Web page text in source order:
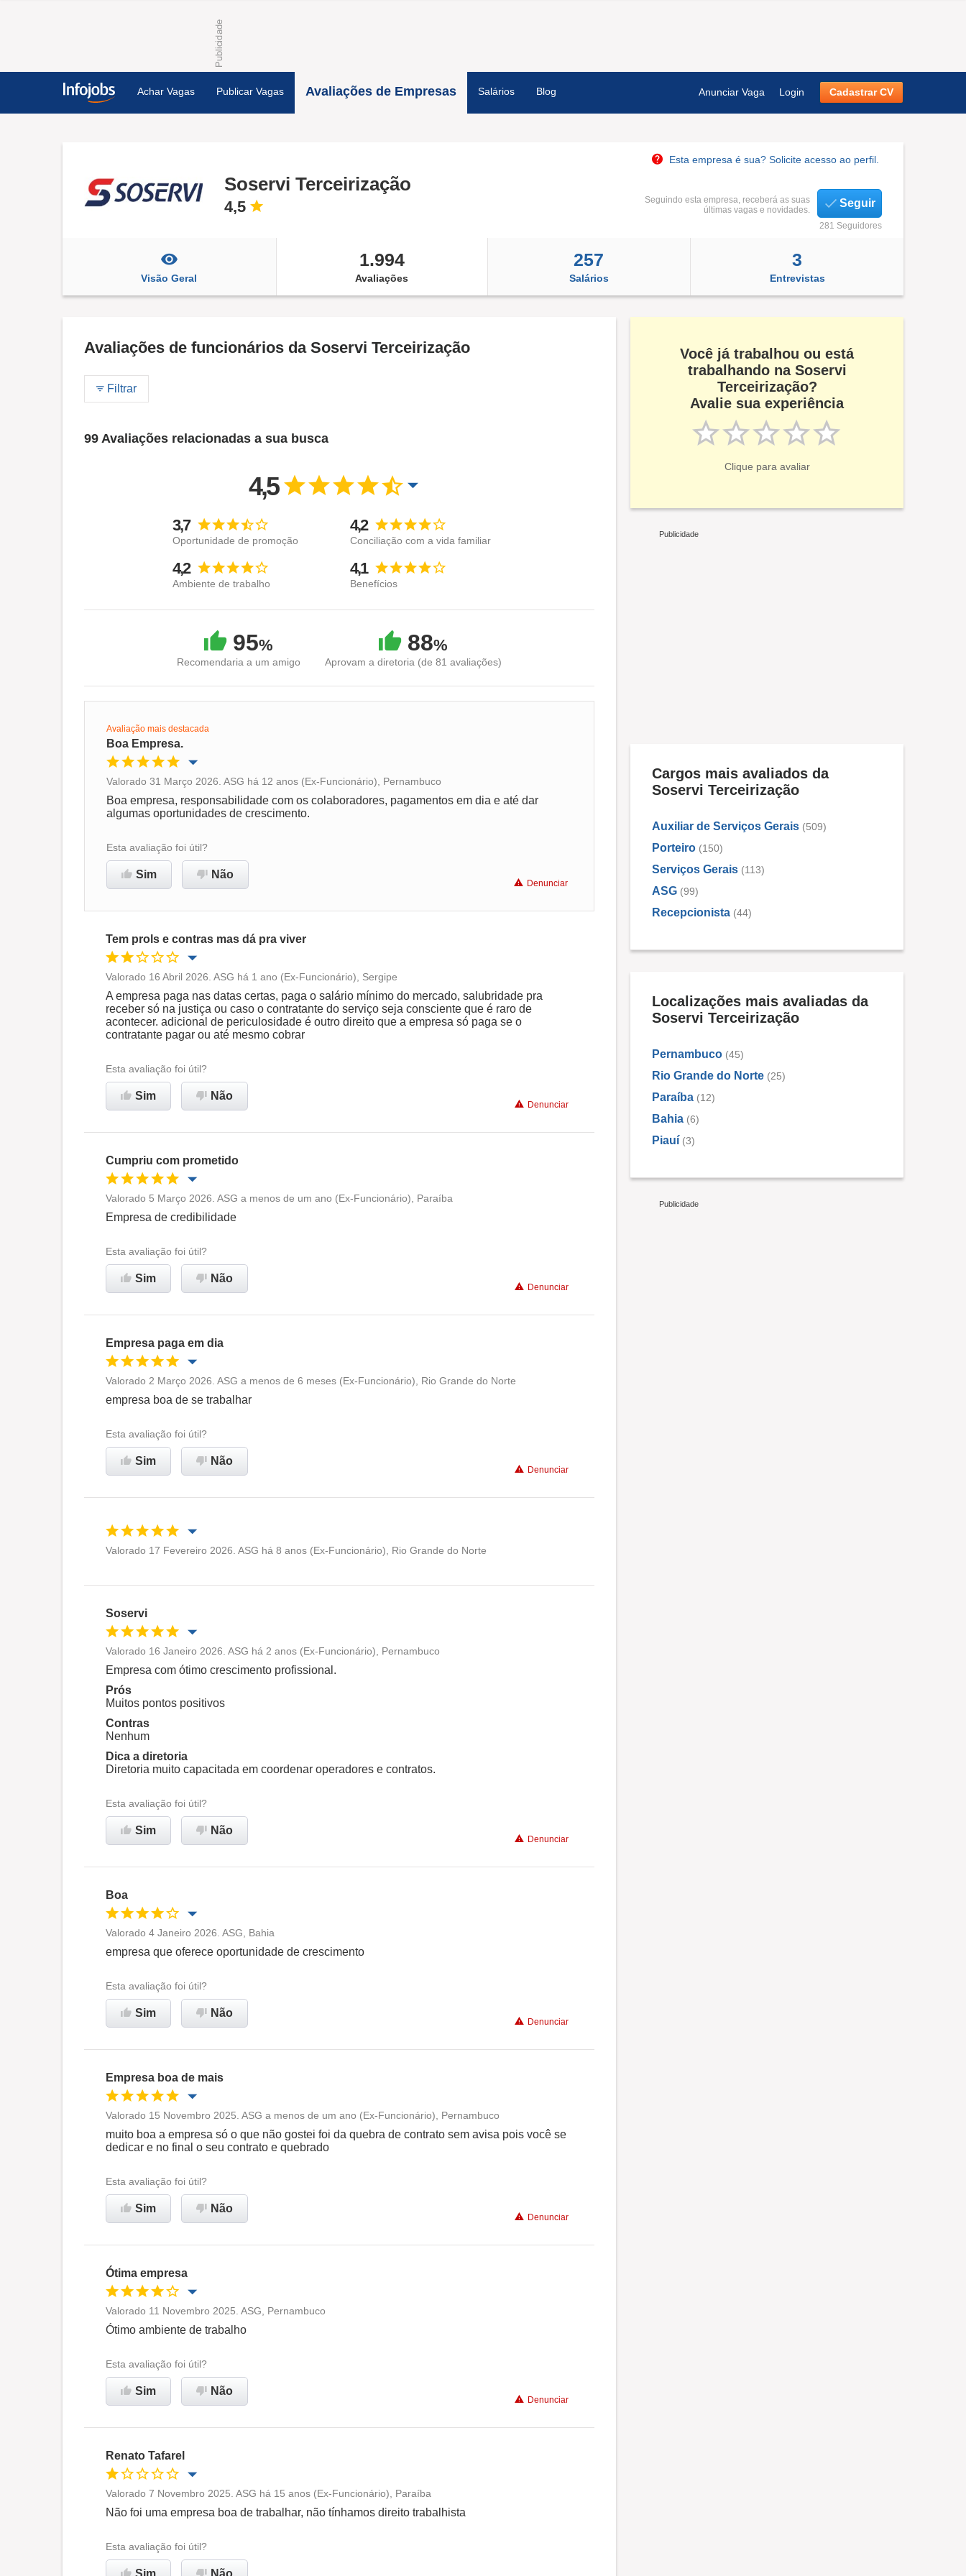
Achar Vagas Publicar Vagas Avaliações de Empresas Salários Blog Anunciar Vaga Login Cadastrar CV
Esta empresa é sua? Solicite acesso ao perfil.
Soservi Terceirização
4,5
Seguindo esta empresa, receberá as suas
últimas vagas e novidades.
Seguir
281 Seguidores
Visão Geral
1.994
Avaliações
257
Salários
3
Entrevistas
Avaliações de funcionários da Soservi Terceirização
Filtrar
99 Avaliações relacionadas a sua busca
4,5
3,7
Oportunidade de promoção
4,2
Conciliação com a vida familiar
4,2
Ambiente de trabalho
4,1
Benefícios
95%
Recomendaria a um amigo
88%
Aprovam a diretoria (de 81 avaliações)
Avaliação mais destacada
Boa Empresa.
Oportunidade de promoção Conciliação com a vida familiar
Recomenda esta empresa
Valorado 31 Março 2026. ASG há 12 anos (Ex-Funcionário), Pernambuco
Boa empresa, responsabilidade com os colaboradores, pagamentos em dia e até dar
algumas oportunidades de crescimento.
Esta avaliação foi útil?
Sim Não
Denunciar
Tem prols e contras mas dá pra viver
Oportunidade de promoção
Ambiente de trabalho
Conciliação com a vida familiar
Benefícios
Recomenda esta empresa
Valorado 16 Abril 2026. ASG há 1 ano (Ex-Funcionário), Sergipe
A empresa paga nas datas certas, paga o salário mínimo do mercado, salubridade pra
receber só na justiça ou caso o contratante do serviço seja consciente que é raro de
acontecer. adicional de periculosidade é outro direito que a empresa só paga se o
contratante pagar ou até mesmo cobrar
Esta avaliação foi útil?
Sim Não
Denunciar
Cumpriu com prometido
Oportunidade de promoção
Ambiente de trabalho
Recomenda esta empresa
Valorado 5 Março 2026. ASG a menos de um ano (Ex-Funcionário), Paraíba
Empresa de credibilidade
Esta avaliação foi útil?
Sim Não
Denunciar
Empresa paga em dia
Oportunidade de promoção
Ambiente de trabalho
Recomenda esta empresa
Valorado 2 Março 2026. ASG a menos de 6 meses (Ex-Funcionário), Rio Grande do Norte
empresa boa de se trabalhar
Esta avaliação foi útil?
Sim Não
Denunciar
Valorado 17 Fevereiro 2026. ASG há 8 anos (Ex-Funcionário), Rio Grande do Norte
Soservi
Oportunidade de promoção
Ambiente de trabalho
Conciliação com a vida familiar
Recomenda esta empresa
Valorado 16 Janeiro 2026. ASG há 2 anos (Ex-Funcionário), Pernambuco
Empresa com ótimo crescimento profissional.
Prós
Muitos pontos positivos
Contras
Nenhum
Dica a diretoria
Diretoria muito capacitada em coordenar operadores e contratos.
Esta avaliação foi útil?
Sim Não
Denunciar
Boa
Oportunidade de promoção
Ambiente de trabalho
Conciliação com a vida familiar
Recomenda esta empresa
Valorado 4 Janeiro 2026. ASG, Bahia
empresa que oferece oportunidade de crescimento
Esta avaliação foi útil?
Sim Não
Denunciar
Empresa boa de mais
Oportunidade de promoção Conciliação com a vida familiar
Recomenda esta empresa
Valorado 15 Novembro 2025. ASG a menos de um ano (Ex-Funcionário), Pernambuco
muito boa a empresa só o que não gostei foi da quebra de contrato sem avisa pois você se
dedicar e no final o seu contrato e quebrado
Esta avaliação foi útil?
Sim Não
Denunciar
Ótima empresa
Oportunidade de promoção
Ambiente de trabalho
Recomenda esta empresa
Valorado 11 Novembro 2025. ASG, Pernambuco
Ótimo ambiente de trabalho
Esta avaliação foi útil?
Sim Não
Denunciar
Renato Tafarel
Oportunidade de promoção
Ambiente de trabalho
Conciliação com a vida familiar
Valorado 7 Novembro 2025. ASG há 15 anos (Ex-Funcionário), Paraíba
Não foi uma empresa boa de trabalhar, não tínhamos direito trabalhista
Esta avaliação foi útil?
Você já trabalhou ou está
trabalhando na Soservi
Terceirização?
Avalie sua experiência
Clique para avaliar
Cargos mais avaliados da
Soservi Terceirização
Auxiliar de Serviços Gerais (509)
Porteiro (150)
Serviços Gerais (113)
ASG (99)
Recepcionista (44)
Localizações mais avaliadas da
Soservi Terceirização
Pernambuco (45)
Rio Grande do Norte (25)
Paraíba (12)
Bahia (6)
Piauí (3)